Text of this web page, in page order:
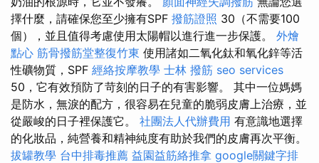
擇什麼，請確保您至少擁有SPF 撥筋證照 30（不需要100
個），並且值得考慮使用太陽帽以進行進一步保護。 外燴
點心 筋骨撥筋堂整復竹東 使用諸如二氧化鈦和氧化鋅等活
性礦物質，SPF 經絡按摩教學 士林 撥筋 seo services
50，它有效預防了苛刻的日子的有害影響。 其中一位媽媽
是防水，無淚的配方，很容易在兒童的脆弱皮膚上治療，並
從嚴峻的日子裡保護它。 社團法人代辦費用 有意識地選擇
的化妝品，純營養和精神純度有助於我們的皮膚再次平衡。
拔罐教學 台中排毒推薦 益園益筋絡推拿 google關鍵字排